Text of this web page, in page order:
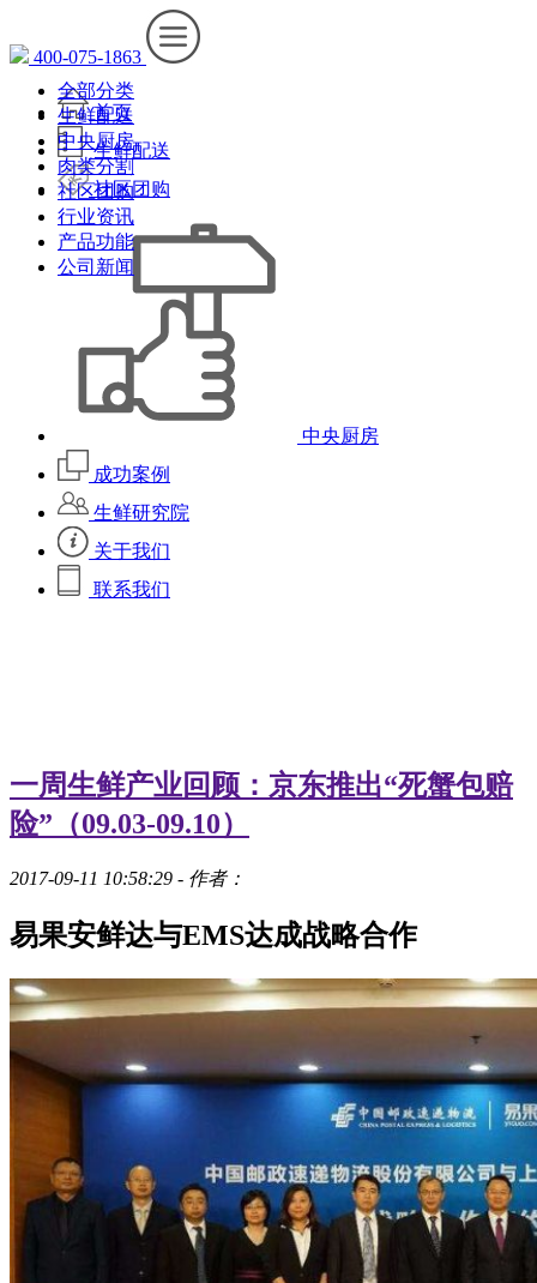
400-075-1863
首页
生鲜配送
社区团购
中央厨房
成功案例
生鲜研究院
关于我们
联系我们
全部分类
生鲜配送
中央厨房
肉类分割
社区团购
行业资讯
产品功能
公司新闻
一周生鲜产业回顾：京东推出“死蟹包赔
险”（09.03-09.10）
2017-09-11 10:58:29 - 作者：
易果安鲜达与EMS达成战略合作